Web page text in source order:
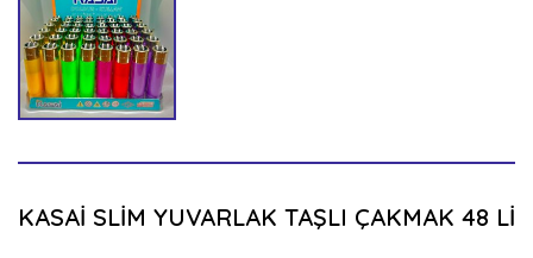
KASAİ SLİM YUVARLAK TAŞLI ÇAKMAK 48 Lİ